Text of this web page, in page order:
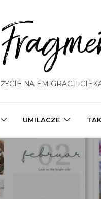
ŻYCIE NA EMIGRACJI-
UMILACZE